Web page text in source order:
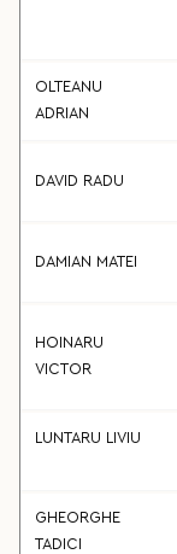
OLTEANU
ADRIAN
DAVID RADU
DAMIAN MATEI
HOINARU
VICTOR
LUNTARU LIVIU
GHEORGHE
TADICI